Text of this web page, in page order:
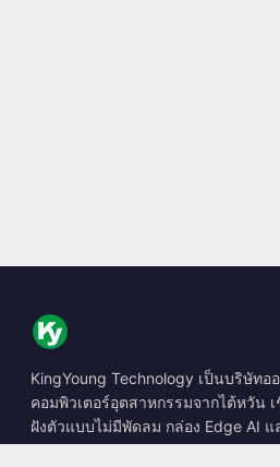
KingYoung Technology เป็นบริษัท
คอมพิวเตอร์อุตสาหกรรมจากไต้หวัน
ฝังตัวแบบไม่มีพัดลม กล่อง Edge AI
ทนทาน